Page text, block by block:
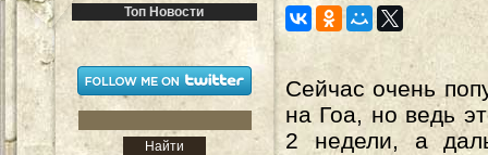
Топ Новости
Сейчас очень
на Гоа, но ведь
2 недели, а